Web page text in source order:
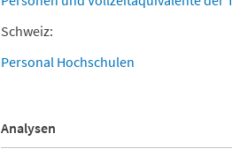
Schweiz:
Personal Hochschulen
Analysen